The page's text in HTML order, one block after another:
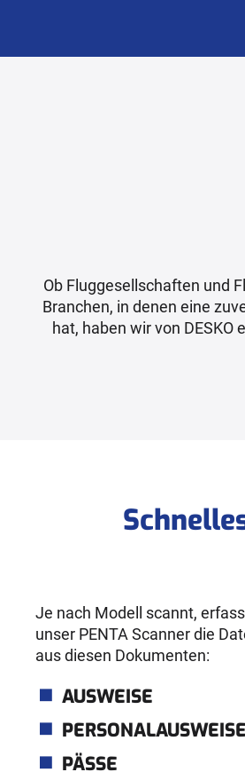
Ob Fluggesellschaften und
Branchen, in denen eine
hat, haben wir von
Je nach Modell scannt,
unser PENTA Scanner die
aus diesen Dokumenten:
AUSWEISE
PERSONALAUSWEISE
PÄSSE